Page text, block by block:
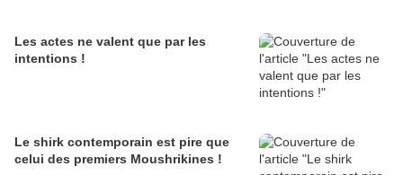
Les actes ne valent que par les
intentions !
Le shirk contemporain est pire que
celui des premiers Moushrikines !